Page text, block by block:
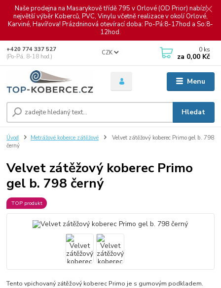
Naše prodejna na Masarykově třídě 795 v Orlové (OD Prior) nabízí
největší výběr Koberců, PVC, Vinylu včetně realizace v okolí Orlové,
Karviné, Havířova! Prázdninová otevírací doba: Po-Pá:8-17hod a So:8-
12hod.
Menu
CZK
Hledat
+420 774 337 527
(Po-Pá, 8-18 hod.)
0 ks
za 0,00 Kč
Úvod Metrážové koberce zátěžové
Velvet zátěžový koberec Primo gel b. 798
černý
Velvet zátěžový koberec Primo
gel b. 798 černý
TOP produkt
Tento vpichovaný zátěžový koberec Primo je s gumovým podkladem.